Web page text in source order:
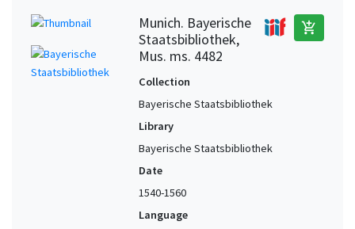
Munich. Bayerische
Staatsbibliothek,
Mus. ms. 4482
add_shopping_cart
Collection
Bayerische Staatsbibliothek
Library
Bayerische Staatsbibliothek
Date
1540-1560
Language